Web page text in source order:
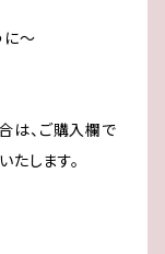
に～
は、ご購入欄で
たします。